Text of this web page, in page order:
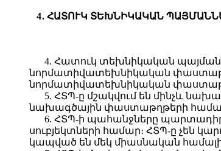
4․ ՀԱՏՈՒԿ ՏԵԽՆԻԿԱԿԱՆ
4. Հատուկ տեխնիկական
նորմատիվատեխնիկական
նորմատիվատեխնիկական
5. ՀՏՊ-ը մշակվում են մինչև
նախագծային փաստաթղթերի
6. ՀՏՊ-ի պահանջները պարտադիր
սուբյեկտների համար։ ՀՏՊ-ը չեն
կապված են մեկ միասնական